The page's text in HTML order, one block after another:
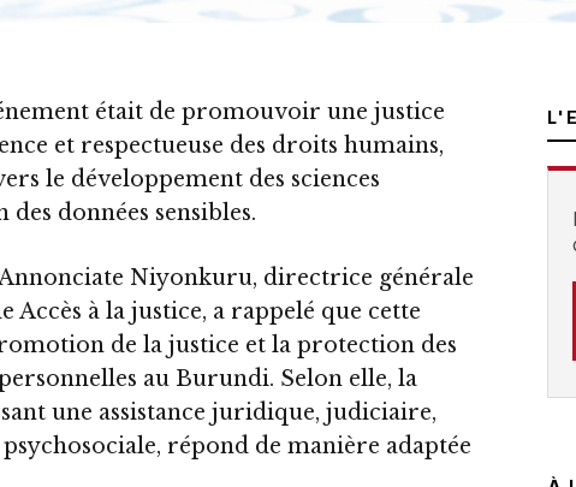
était de promouvoir une justice
et respectueuse des droits humains,
le développement des sciences
données sensibles.
Niyonkuru, directrice générale
à la justice, a rappelé que cette
de la justice et la protection des
au Burundi. Selon elle, la
une assistance juridique, judiciaire,
répond de manière adaptée